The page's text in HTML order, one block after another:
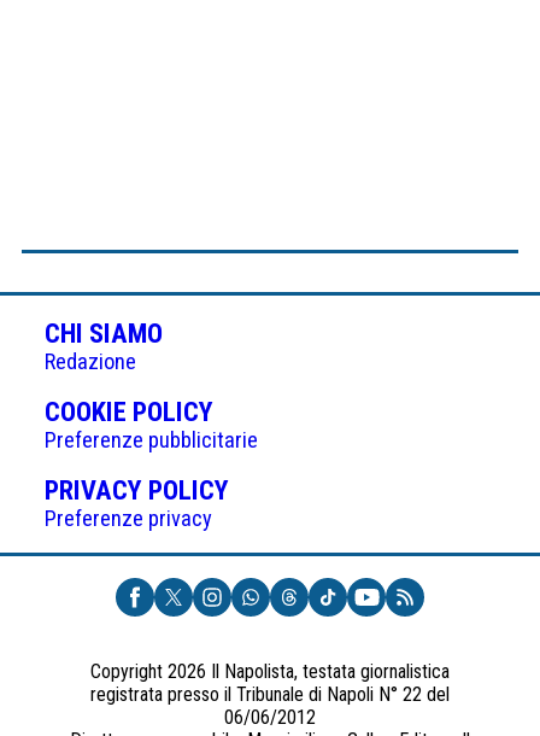
CHI SIAMO
Redazione
COOKIE POLICY(APRE
IN
UNA
NUOVA
Preferenze pubblicitarie
PRIVACY POLICY(APRE
UNA
NUOVA
SCHEDA)
Preferenze privacy
Copyright 2026 Il Napolista, testata giornalistica
registrata presso il Tribunale di Napoli N° 22 del
06/06/2012